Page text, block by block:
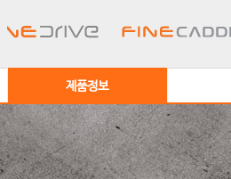
제품정보